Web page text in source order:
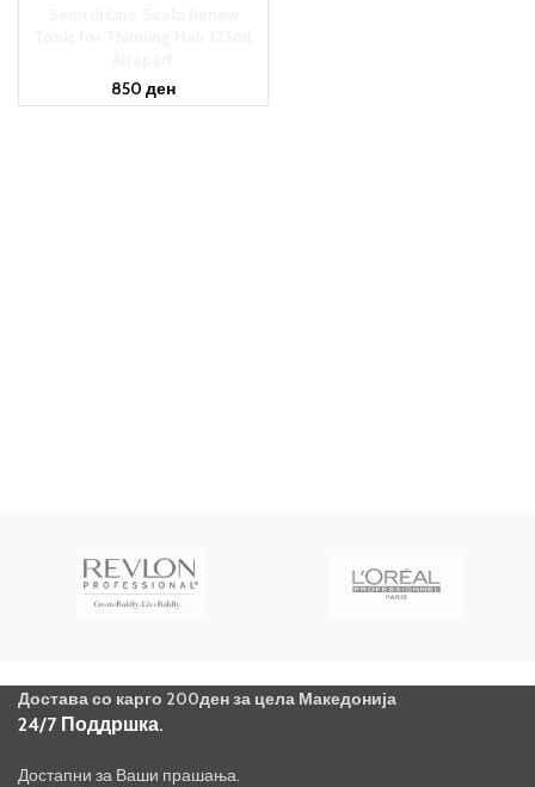
850 ден
Достава со карго 200ден за цела Македонија
24/7 Поддршка.
Достапни за Ваши прашања.